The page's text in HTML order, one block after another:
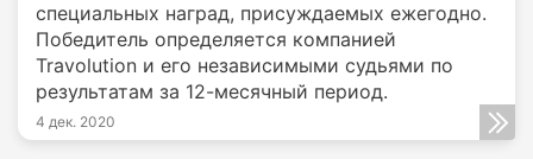
специальных наград, присуждаемых ежегодно.
Победитель определяется компанией
Travolution и его независимыми судьями по
результатам за 12-месячный период.
4 дек. 2020